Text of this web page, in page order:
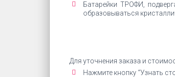
Батарейки ТРОФИ,
образовываться
Для уточнения заказа и
Нажмите кнопку “Узнать